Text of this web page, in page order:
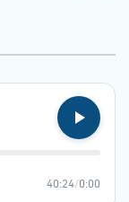
0:00
/
40:24